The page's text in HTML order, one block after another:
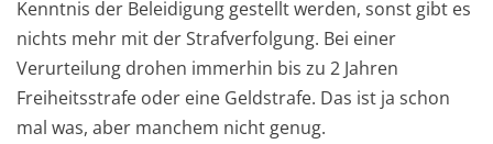
Kenntnis der Beleidigung gestellt werden, sonst gibt es
nichts mehr mit der Strafverfolgung. Bei einer
Verurteilung drohen immerhin bis zu 2 Jahren
Freiheitsstrafe oder eine Geldstrafe. Das ist ja schon
mal was, aber manchem nicht genug.